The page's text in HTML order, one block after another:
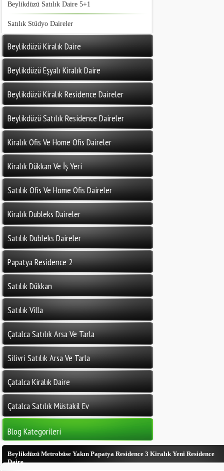
Beylikdüzü Satılık Daire 5+1
Satılık Stüdyo Daireler
Beylikdüzü Kiralık Daire
Beylikdüzü Eşyalı Kiralık Daire
Beylikdüzü Kiralık Residence Daireler
Beylikdüzü Satılık Residence Daireler
Kiralık Ofis Ve Home Ofis Daireler
Kiralık Dükkan Ve İş Yeri
Satılık Ofis Ve Home Ofis Daireler
Kiralık Dubleks Daireler
Satılık Dubleks Daireler
Papatya Residence 2
Satılık Dükkan
Satılık Villa
Çatalca Satılık Arsa Ve Tarla
Silivri Satılık Arsa Ve Tarla
Çatalca Kiralık Daire
Çatalca Satılık Müstakil Ev
Blog Kategorileri
Beylikdüzü Metrobüse Yakın Papatya Residence 3 Kiralık Yeni Residence
Daire